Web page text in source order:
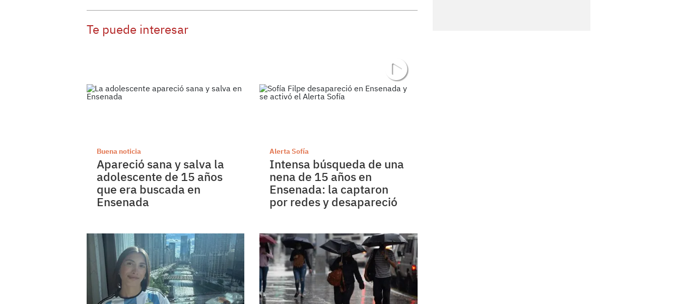
Te puede interesar
Buena noticia
Apareció sana y salva la
adolescente de 15 años
que era buscada en
Ensenada
Alerta Sofía
Intensa búsqueda de una
nena de 15 años en
Ensenada: la captaron
por redes y desapareció